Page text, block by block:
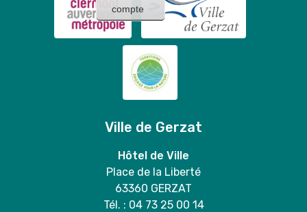
compte
Ville de Gerzat
Hôtel de Ville
Place de la Liberté
63360 GERZAT
Tél. : 04 73 25 00 14